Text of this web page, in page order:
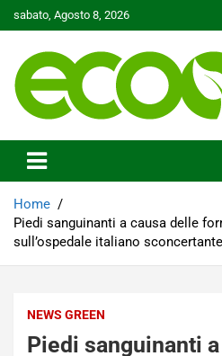
to
sabato, Agosto 8, 2026
Ecoo.it
Home
Piedi sanguinanti a causa delle
sull’ospedale italiano sconcertante
NEWS GREEN
Piedi sanguinanti